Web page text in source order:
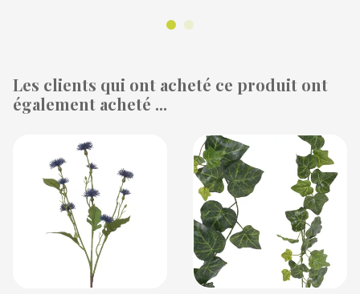
(3 avis)
Les clients qui ont acheté ce produit ont
également acheté ...